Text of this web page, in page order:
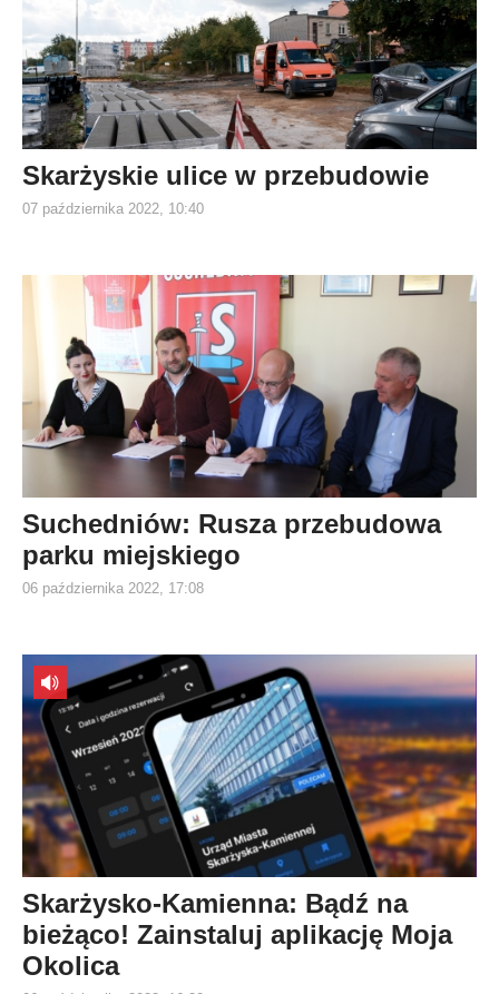
Skarżyskie ulice w przebudowie
07 października 2022, 10:40
Suchedniów: Rusza przebudowa
parku miejskiego
06 października 2022, 17:08
Skarżysko-Kamienna: Bądź na
bieżąco! Zainstaluj aplikację Moja
Okolica